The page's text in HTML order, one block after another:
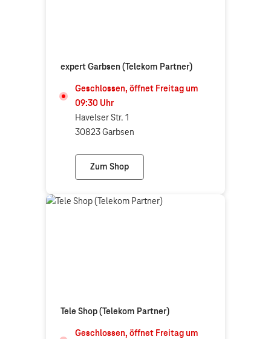
expert Garbsen (Telekom Partner)
Geschlossen, öffnet Freitag um
09:30 Uhr
Havelser Str. 1
30823 Garbsen
Zum Shop
expert Garbsen (Telekom Partner)
Tele Shop (Telekom Partner)
Geschlossen, öffnet Freitag um